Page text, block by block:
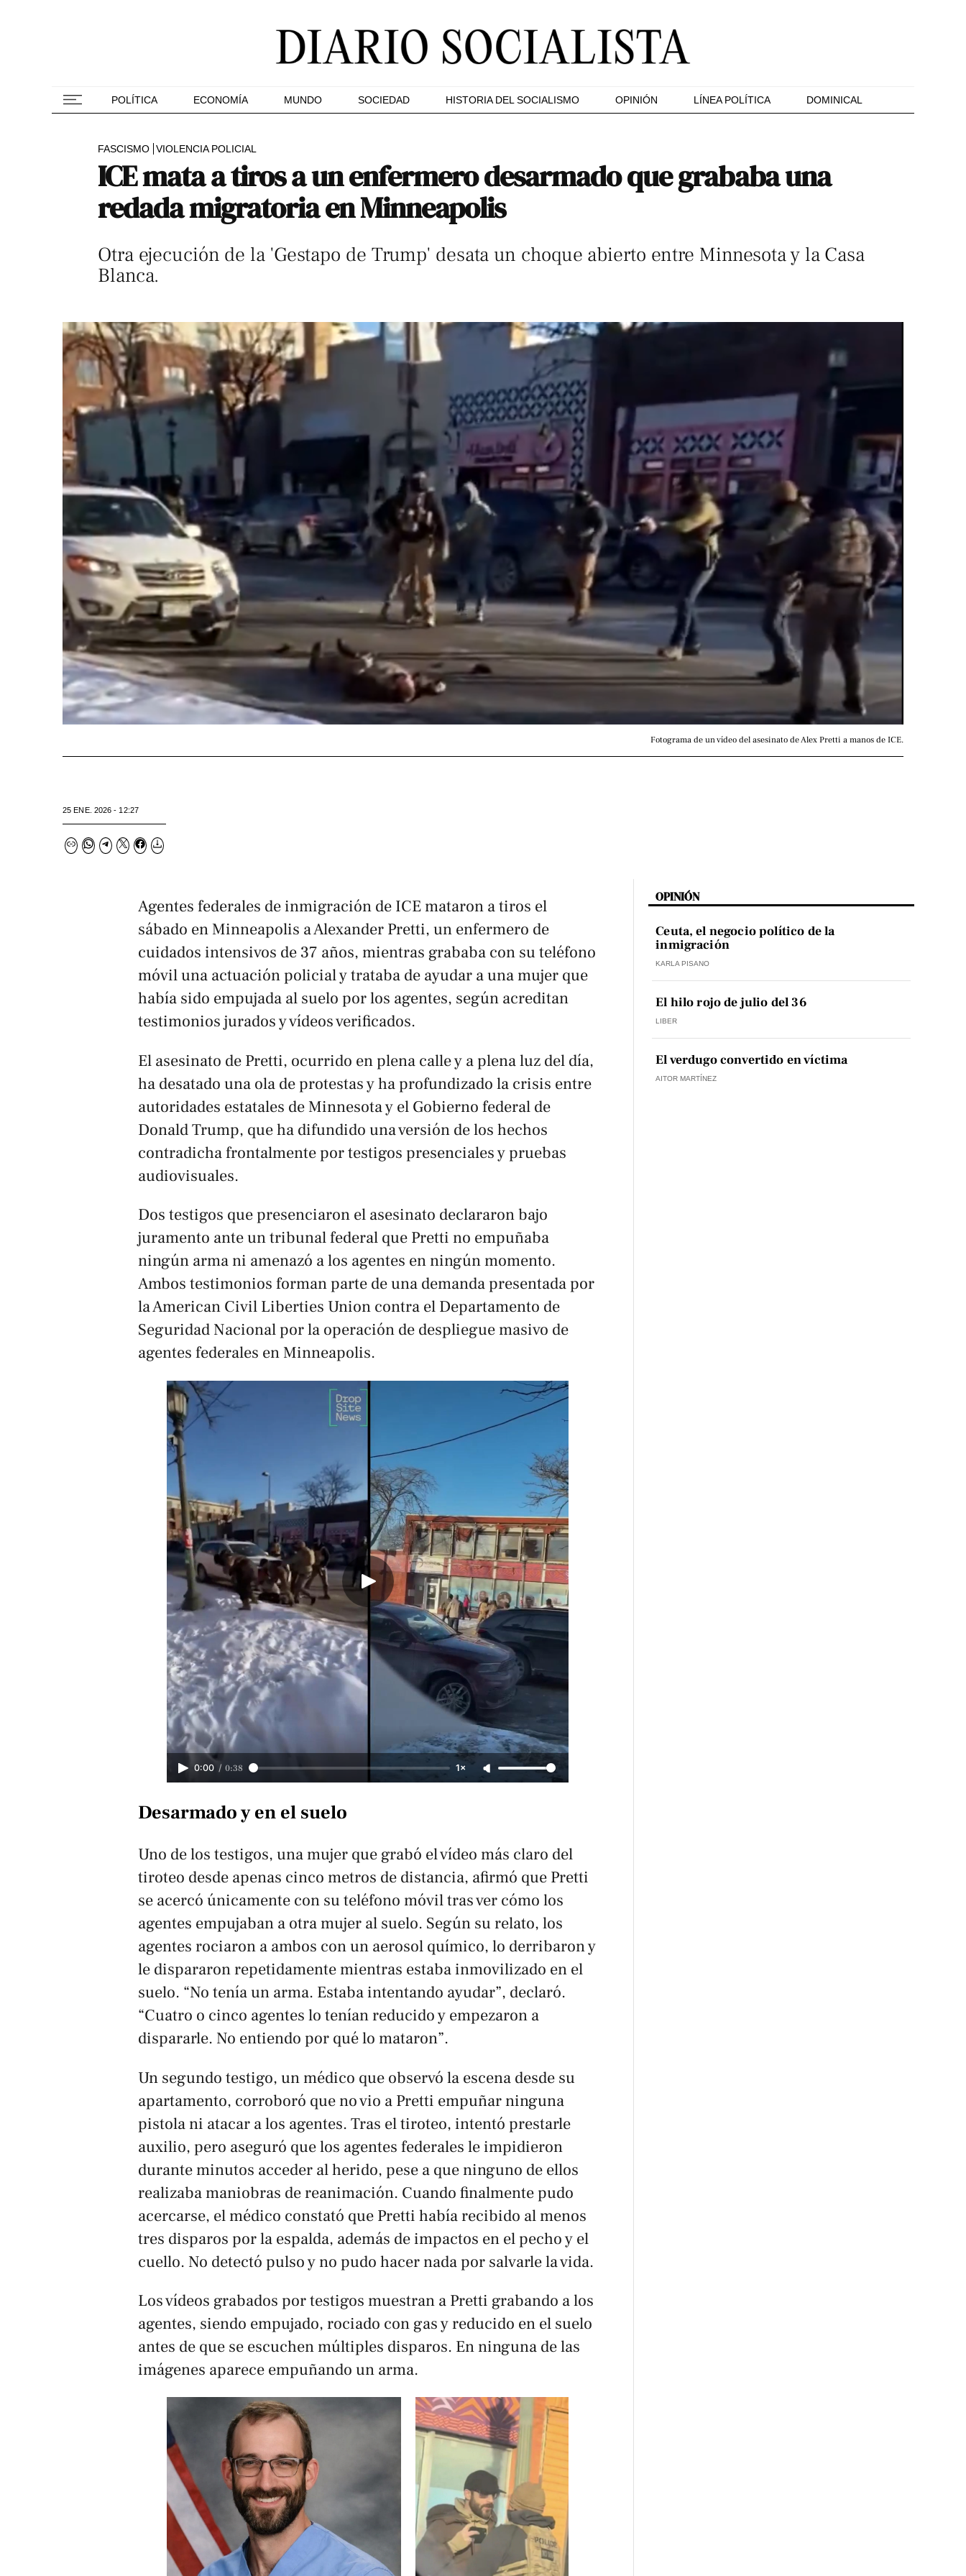
POLÍTICA ECONOMÍA MUNDO SOCIEDAD HISTORIA DEL SOCIALISMO OPINIÓN LÍNEA POLÍTICA DOMINICAL
FASCISMO VIOLENCIA POLICIAL
ICE mata a tiros a un enfermero desarmado que grababa una
redada migratoria en Minneapolis
Otra ejecución de la 'Gestapo de Trump' desata un choque abierto entre Minnesota y la Casa
Blanca.
Fotograma de un vídeo del asesinato de Alex Pretti a manos de ICE.
25 ENE. 2026 - 12:27
Agentes federales de inmigración de ICE mataron a tiros el
sábado en Minneapolis a Alexander Pretti, un enfermero de
cuidados intensivos de 37 años, mientras grababa con su teléfono
móvil una actuación policial y trataba de ayudar a una mujer que
había sido empujada al suelo por los agentes, según acreditan
testimonios jurados y vídeos verificados.
El asesinato de Pretti, ocurrido en plena calle y a plena luz del día,
ha desatado una ola de protestas y ha profundizado la crisis entre
autoridades estatales de Minnesota y el Gobierno federal de
Donald Trump, que ha difundido una versión de los hechos
contradicha frontalmente por testigos presenciales y pruebas
audiovisuales.
Dos testigos que presenciaron el asesinato declararon bajo
juramento ante un tribunal federal que Pretti no empuñaba
ningún arma ni amenazó a los agentes en ningún momento.
Ambos testimonios forman parte de una demanda presentada por
la American Civil Liberties Union contra el Departamento de
Seguridad Nacional por la operación de despliegue masivo de
agentes federales en Minneapolis.
0:00 / 0:38 1×
Desarmado y en el suelo
Uno de los testigos, una mujer que grabó el vídeo más claro del
tiroteo desde apenas cinco metros de distancia, afirmó que Pretti
se acercó únicamente con su teléfono móvil tras ver cómo los
agentes empujaban a otra mujer al suelo. Según su relato, los
agentes rociaron a ambos con un aerosol químico, lo derribaron y
le dispararon repetidamente mientras estaba inmovilizado en el
suelo. “No tenía un arma. Estaba intentando ayudar”, declaró.
“Cuatro o cinco agentes lo tenían reducido y empezaron a
dispararle. No entiendo por qué lo mataron”.
Un segundo testigo, un médico que observó la escena desde su
apartamento, corroboró que no vio a Pretti empuñar ninguna
pistola ni atacar a los agentes. Tras el tiroteo, intentó prestarle
auxilio, pero aseguró que los agentes federales le impidieron
durante minutos acceder al herido, pese a que ninguno de ellos
realizaba maniobras de reanimación. Cuando finalmente pudo
acercarse, el médico constató que Pretti había recibido al menos
tres disparos por la espalda, además de impactos en el pecho y el
cuello. No detectó pulso y no pudo hacer nada por salvarle la vida.
Los vídeos grabados por testigos muestran a Pretti grabando a los
agentes, siendo empujado, rociado con gas y reducido en el suelo
antes de que se escuchen múltiples disparos. En ninguna de las
imágenes aparece empuñando un arma.
OPINIÓN
Ceuta, el negocio político de la
inmigración
KARLA PISANO
El hilo rojo de julio del 36
LIBER
El verdugo convertido en víctima
AITOR MARTÍNEZ